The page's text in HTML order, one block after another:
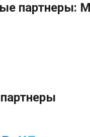
партнеры: